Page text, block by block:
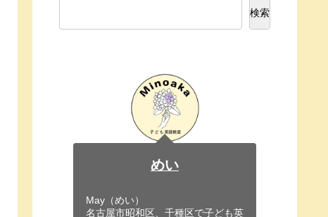
検索
めい
May（めい）
名古屋市昭和区、千種区で子ども英